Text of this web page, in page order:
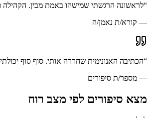
“לראשונה הרגשתי שמישהו באמת מבין. הקהילה
— קורא/ת נאמן/ה
“הכתיבה האנונימית שחררה אותי. סוף סוף
— מספר/ת סיפורים
מצא סיפורים לפי מצב רוח